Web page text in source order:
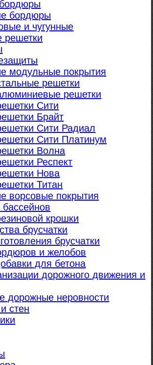
бордюры
и чугунные
решетки
модульные покрытия
решетки
решетки
Сити
Брайт
Сити Радиал
Сити Платинум
Волна
Респект
Нова
Титан
ворсовые покрытия
крошки
брусчатки
брусчатки
и желобов
для бетона
дорожного движения и
дорожные неровности
стен